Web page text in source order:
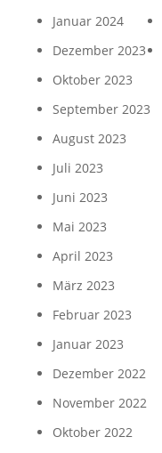
Januar 2024
Dezember 2023
Oktober 2023
September 2023
August 2023
Juli 2023
Juni 2023
Mai 2023
April 2023
März 2023
Februar 2023
Januar 2023
Dezember 2022
November 2022
Oktober 2022